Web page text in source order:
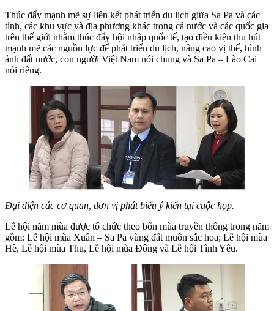
Thúc đẩy mạnh mẽ sự liên kết phát triển du lịch giữa Sa Pa và các
tỉnh, các khu vực và địa phương khác trong cả nước và các quốc gia
trên thế giới nhằm thúc đẩy hội nhập quốc tế, tạo điều kiện thu hút
mạnh mẽ các nguồn lực để phát triển du lịch, nâng cao vị thế, hình
ảnh đất nước, con người Việt Nam nói chung và Sa Pa – Lào Cai
nói riêng.
Đại diện các cơ quan, đơn vị phát biểu ý kiến tại cuộc họp.
Lễ hội năm mùa được tổ chức theo bốn mùa truyền thống trong năm
gồm: Lễ hội mùa Xuân – Sa Pa vùng đất muôn sắc hoa; Lễ hội mùa
Hè, Lễ hội mùa Thu, Lễ hội mùa Đông và Lễ hội Tình Yêu.